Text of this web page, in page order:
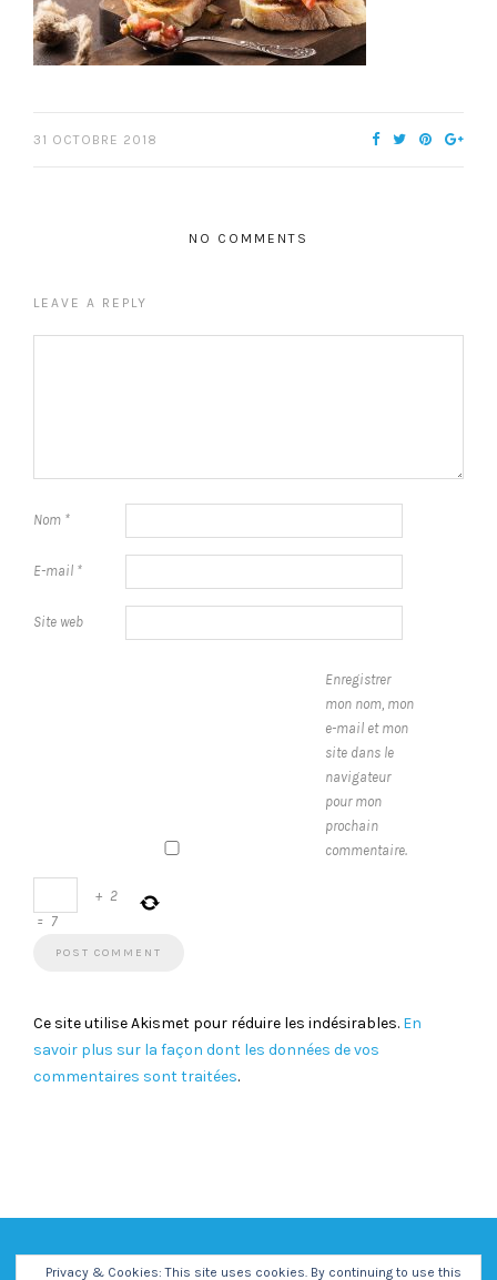
31 OCTOBRE 2018
NO COMMENTS
LEAVE A REPLY
Nom *
E-mail *
Site web
Enregistrer
mon nom, mon
e-mail et mon
site dans le
navigateur
pour mon
prochain
commentaire.
+ 2
= 7
Ce site utilise Akismet pour réduire les indésirables. En
savoir plus sur la façon dont les données de vos
commentaires sont traitées.
Privacy & Cookies: This site uses cookies. By continuing to use this